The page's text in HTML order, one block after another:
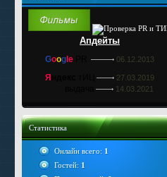
Апдейты
Goog le 06.12.2013
Я 27.03.2019
14.03.2021
Статистика
Онлайн всего: 1
Гостей: 1